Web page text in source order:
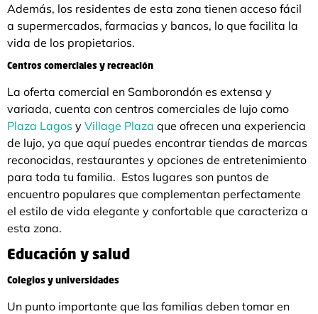
Además, los residentes de esta zona tienen acceso fácil
a supermercados, farmacias y bancos, lo que facilita la
vida de los propietarios.
Centros comerciales y recreación
La oferta comercial en Samborondón es extensa y
variada, cuenta con centros comerciales de lujo como
Plaza Lagos y Village Plaza que ofrecen una experiencia
de lujo, ya que aquí puedes encontrar tiendas de marcas
reconocidas, restaurantes y opciones de entretenimiento
para toda tu familia. Estos lugares son puntos de
encuentro populares que complementan perfectamente
el estilo de vida elegante y confortable que caracteriza a
esta zona.
Educación y salud
Colegios y universidades
Un punto importante que las familias deben tomar en